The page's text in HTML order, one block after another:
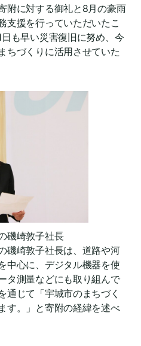
附に対する御礼と8月の豪雨
支援を行っていただいたこ
も早い災害復旧に努め、今
ちづくりに活用させていた
磯崎敦子社長
磯崎敦子社長は、道路や河
中心に、デジタル機器を使
タ測量などにも取り組んで
通じて「宇城市のまちづく
す。」と寄附の経緯を述べ